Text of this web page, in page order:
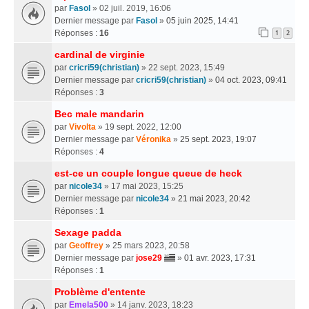
par Fasol » 02 juil. 2019, 16:06
Dernier message par Fasol » 05 juin 2025, 14:41
Réponses : 16 1 2
cardinal de virginie
par cricri59(christian) » 22 sept. 2023, 15:49
Dernier message par cricri59(christian) » 04 oct. 2023, 09:41
Réponses : 3
Bec male mandarin
par Vivolta » 19 sept. 2022, 12:00
Dernier message par Véronika » 25 sept. 2023, 19:07
Réponses : 4
est-ce un couple longue queue de heck
par nicole34 » 17 mai 2023, 15:25
Dernier message par nicole34 » 21 mai 2023, 20:42
Réponses : 1
Sexage padda
par Geoffrey » 25 mars 2023, 20:58
Dernier message par jose29 » 01 avr. 2023, 17:31
Réponses : 1
Problème d'entente
par Emela500 » 14 janv. 2023, 18:23